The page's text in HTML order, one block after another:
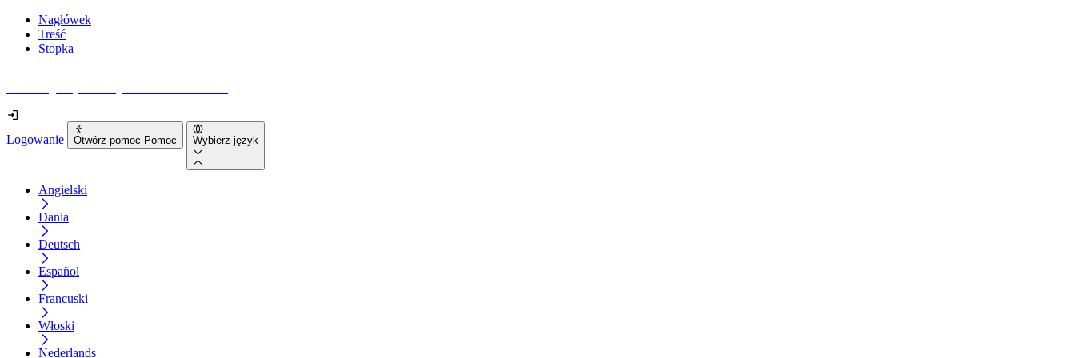
Nagłówek
Treść
Stopka
Logowanie Otwórz pomoc Pomoc Wybierz język
Angielski
Dania
Deutsch
Español
Francuski
Włoski
Nederlands